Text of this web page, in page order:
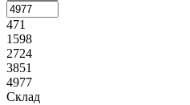
471
1598
2724
3851
4977
Склад